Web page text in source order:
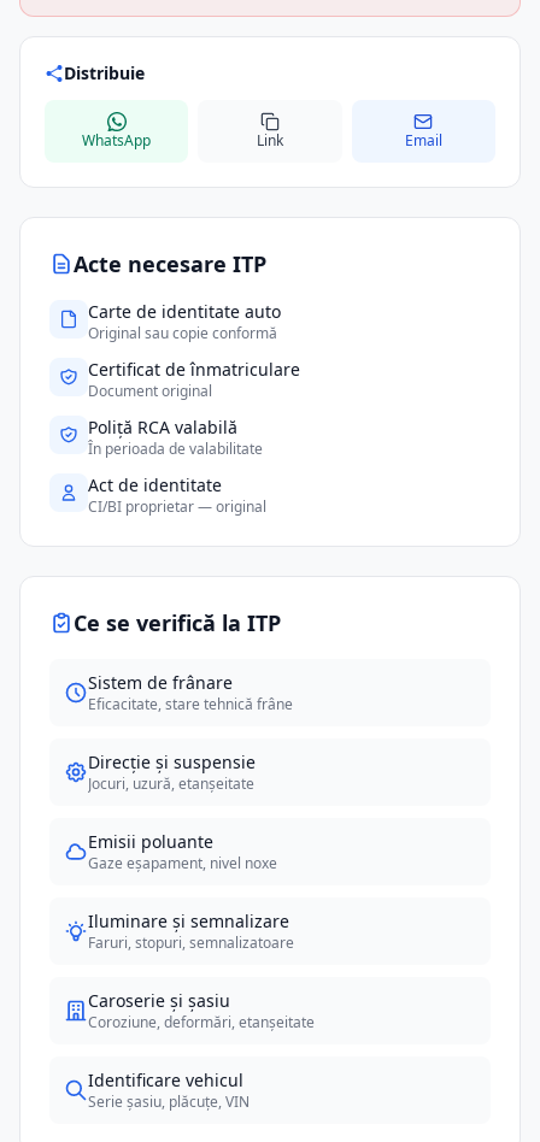
Acte necesare ITP
Carte de identitate auto
Original sau copie conformă
Certificat de înmatriculare
Document original
Poliță RCA valabilă
În perioada de valabilitate
Act de identitate
CI/BI proprietar — original
Ce se verifică la ITP
Sistem de frânare
Eficacitate, stare tehnică frâne
Direcție și suspensie
Jocuri, uzură, etanșeitate
Emisii poluante
Gaze eșapament, nivel noxe
Iluminare și semnalizare
Faruri, stopuri, semnalizatoare
Caroserie și șasiu
Coroziune, deformări, etanșeitate
Identificare vehicul
Serie șasiu, plăcuțe, VIN
Distribuie
WhatsApp Link Email